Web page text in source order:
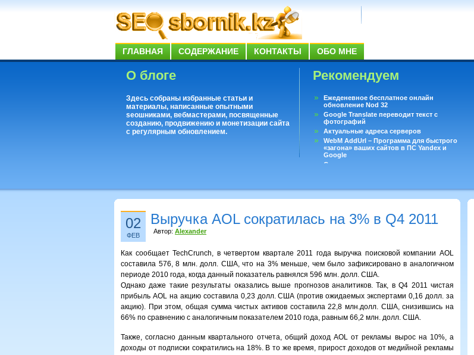
ГЛАВНАЯ СОДЕРЖАНИЕ КОНТАКТЫ ОБО МНЕ
О блоге
Здесь собраны избранные статьи и
материалы, написанные опытными
seoшниками, вебмастерами, посвященные
созданию, продвижению и монетизации сайта
с регулярным обновлением.
Рекомендуем
Ежеденевное бесплатное онлайн
обновление Nod 32
Google Translate переводит текст с
фотографий
Актуальные адреса серверов
WebM AddUrl – Программа для быстрого
«загона» ваших сайтов в ПС Yandex и
Google
Существует вопросы, на которые не может
02
ФЕВ
Выручка AOL сократилась на 3% в Q4 2011
Автор: Alexander
Как сообщает TechCrunch, в четвертом квартале 2011 года выручка поисковой компании AOL
составила 576, 8 млн. долл. США, что на 3% меньше, чем было зафиксировано в аналогичном
периоде 2010 года, когда данный показатель равнялся 596 млн. долл. США.
Однако даже такие результаты оказались выше прогнозов аналитиков. Так, в Q4 2011 чистая
прибыль AOL на акцию составила 0,23 долл. США (против ожидаемых экспертами 0,16 долл. за
акцию). При этом, общая сумма чистых активов составила 22,8 млн.долл. США, снизившись на
66% по сравнению с аналогичным показателем 2010 года, равным 66,2 млн. долл. США.
Также, согласно данным квартального отчета, общий доход AOL от рекламы вырос на 10%, а
доходы от подписки сократились на 18%. В то же время, прирост доходов от медийной рекламы